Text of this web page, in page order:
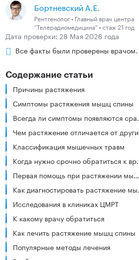
Бортневский А.Е.
Рентгенолог • Главный врач центра
“Телерадиомедицина” • стаж 21 год
Дата проверки: 28 Мая 2026 года
Все факты были проверены врачом.
Содержание статьи
Причины растяжения
Симптомы растяжения мышц спины
Всегда ли симптомы появляются сразу?
Чем растяжение отличается от других заболеваний спины?
Классификация мышечных травм
Когда нужно срочно обратиться к врачу
Первая помощь при растяжении мышц спины
Как диагностировать растяжение мышц спины?
Исследования в клиниках ЦМРТ
К какому врачу обратиться
Как лечить растяжение мышц спины
Популярные методы лечения